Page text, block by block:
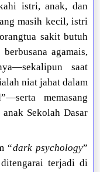
istri, anak, dan
masih kecil, istri
sakit butuh
agamais,
saat
niat jahat dalam
memasang
Sekolah Dasar
“dark psychology”
terjadi di